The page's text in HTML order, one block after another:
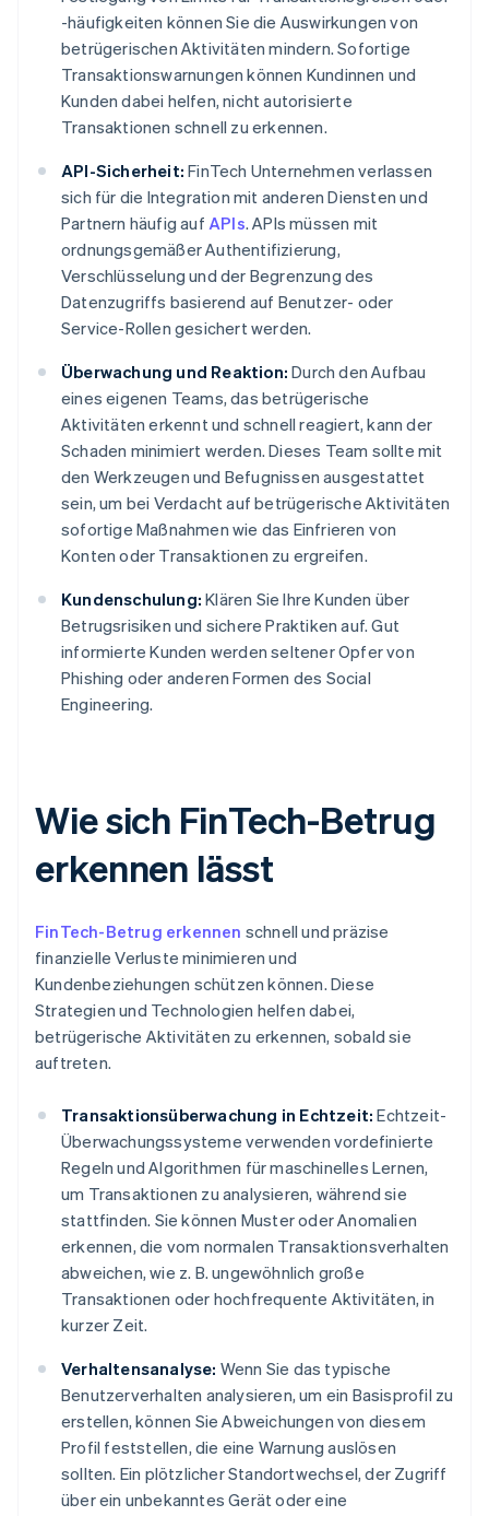
-häufigkeiten können Sie die Auswirkungen von
betrügerischen Aktivitäten mindern. Sofortige
Transaktionswarnungen können Kundinnen und
Kunden dabei helfen, nicht autorisierte
Transaktionen schnell zu erkennen.
API-Sicherheit: FinTech Unternehmen verlassen
sich für die Integration mit anderen Diensten und
Partnern häufig auf APIs. APIs müssen mit
ordnungsgemäßer Authentifizierung,
Verschlüsselung und der Begrenzung des
Datenzugriffs basierend auf Benutzer- oder
Service-Rollen gesichert werden.
Überwachung und Reaktion: Durch den Aufbau
eines eigenen Teams, das betrügerische
Aktivitäten erkennt und schnell reagiert, kann der
Schaden minimiert werden. Dieses Team sollte mit
den Werkzeugen und Befugnissen ausgestattet
sein, um bei Verdacht auf betrügerische Aktivitäten
sofortige Maßnahmen wie das Einfrieren von
Konten oder Transaktionen zu ergreifen.
Kundenschulung: Klären Sie Ihre Kunden über
Betrugsrisiken und sichere Praktiken auf. Gut
informierte Kunden werden seltener Opfer von
Phishing oder anderen Formen des Social
Engineering.
Wie sich FinTech-Betrug
erkennen lässt
FinTech-Betrug erkennen schnell und präzise
finanzielle Verluste minimieren und
Kundenbeziehungen schützen können. Diese
Strategien und Technologien helfen dabei,
betrügerische Aktivitäten zu erkennen, sobald sie
auftreten.
Transaktionsüberwachung in Echtzeit: Echtzeit-
Überwachungssysteme verwenden vordefinierte
Regeln und Algorithmen für maschinelles Lernen,
um Transaktionen zu analysieren, während sie
stattfinden. Sie können Muster oder Anomalien
erkennen, die vom normalen Transaktionsverhalten
abweichen, wie z. B. ungewöhnlich große
Transaktionen oder hochfrequente Aktivitäten, in
kurzer Zeit.
Verhaltensanalyse: Wenn Sie das typische
Benutzerverhalten analysieren, um ein Basisprofil zu
erstellen, können Sie Abweichungen von diesem
Profil feststellen, die eine Warnung auslösen
sollten. Ein plötzlicher Standortwechsel, der Zugriff
über ein unbekanntes Gerät oder eine